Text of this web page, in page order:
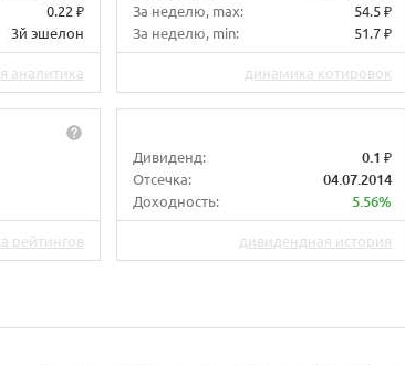
0.22 ₽
3й эшелон
аналитика
За неделю, max:
54.5 ₽
За неделю, min:
51.7 ₽
динамика котировок
рейтингов
Дивиденд: 0.1 ₽
Отсечка: 04.07.2014
Доходность: 5.56%
дивидендная история